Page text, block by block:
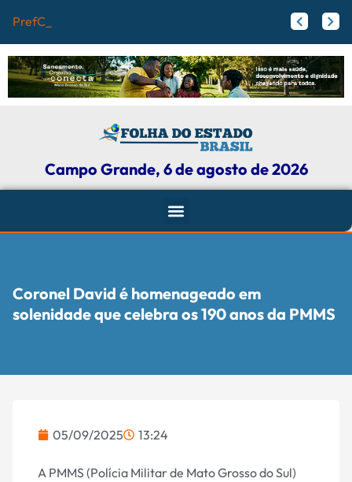
PrefCG e Fecomérci
Campo Grande, 6 de agosto de 2026
Coronel David é homenageado em
solenidade que celebra os 190 anos da PMMS
05/09/2025 13:24
A PMMS (Polícia Militar de Mato Grosso do Sul)